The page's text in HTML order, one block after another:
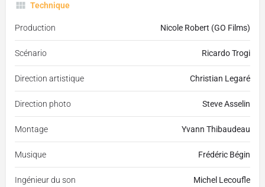
Technique
Production Nicole Robert (GO Films)
Scénario Ricardo Trogi
Direction artistique Christian Legaré
Direction photo Steve Asselin
Montage Yvann Thibaudeau
Musique Frédéric Bégin
Ingénieur du son Michel Lecoufle